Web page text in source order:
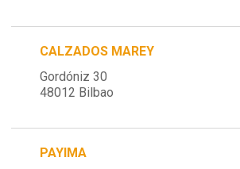
CALZADOS MAREY
Gordóniz 30
48012 Bilbao
PAYIMA